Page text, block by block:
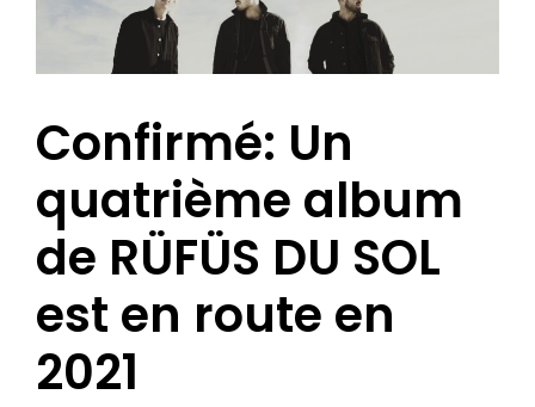
Confirmé: Un
quatrième album
de RÜFÜS DU SOL
est en route en
2021